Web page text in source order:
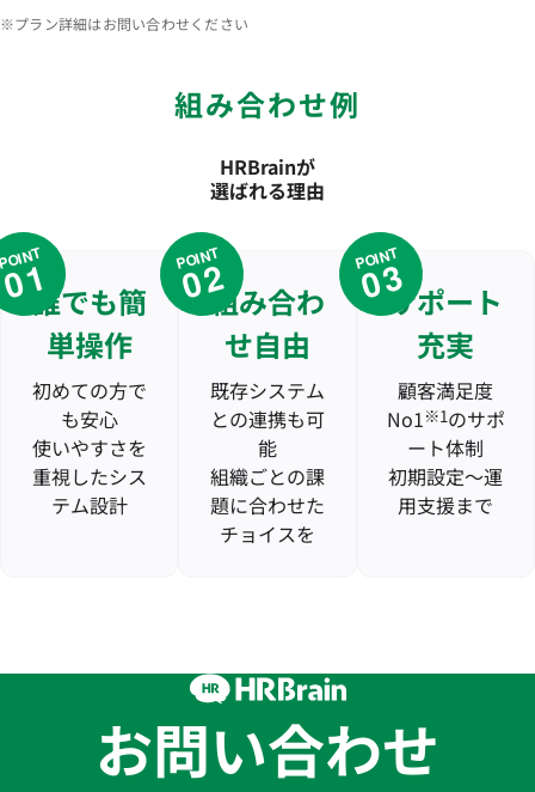
※プラン詳細はお問い合わせください
組み合わせ例
HRBrainが
選ばれる理由
誰でも簡
単操作
初めての方で
も安心
使いやすさを
重視したシス
テム設計
POINT
02組み合わ
せ自由
既存システム
との連携も可
能
組織ごとの課
題に合わせた
チョイスを
POINT
03サポート
充実
顧客満足度
No1※1のサポ
ート体制
初期設定〜運
用支援まで
お問い合わせ